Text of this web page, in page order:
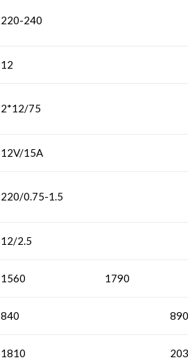
220-240
12
2*12/75
12V/15A
220/0.75-1.5
12/2.5
1560 1790
840
1810